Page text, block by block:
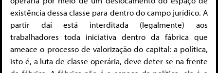
existência dessa classe para dentro do campo jurídico. A
partir daí está interditada (legalmente) aos
trabalhadores toda iniciativa dentro da fábrica que
ameace o processo de valorização do capital: a política,
isto é, a luta de classe operária, deve deter-se na frente